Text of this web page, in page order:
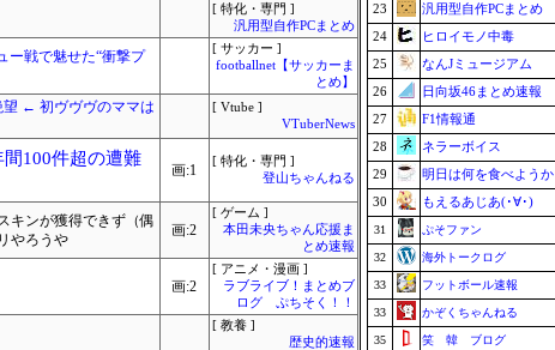
[ 特化・専門 ]
汎用型自作PCまとめ
ー戦で魅せた“衝撃プ
[ サッカー ]
footballnet【サッカーま
とめ】
望 ← 初ヴヴヴのママは
[ Vtube ]
VTuberNews
100件超の遭難
画:1
[ 特化・専門 ]
登山ちゃんねる
キンが獲得できず（偶
やろうや
画:2
[ ゲーム ]
本田未央ちゃん応援ま
とめ速報
画:2
[ アニメ・漫画 ]
ラブライブ！まとめブ
ログ ぷちそく！！
[ 教養 ]
歴史的速報
23
汎用型自作PCまとめ
24
ヒロイモノ中毒
25
なんJミュージアム
26
日向坂46まとめ速報
27
F1情報通
28
ネラーボイス
29
明日は何を食べようか
30
もえるあじあ(･∀･)
31 ぷそファン
32 海外トークログ
33 フットボール速報
33 かぞくちゃんねる
35 笑 韓 ブログ